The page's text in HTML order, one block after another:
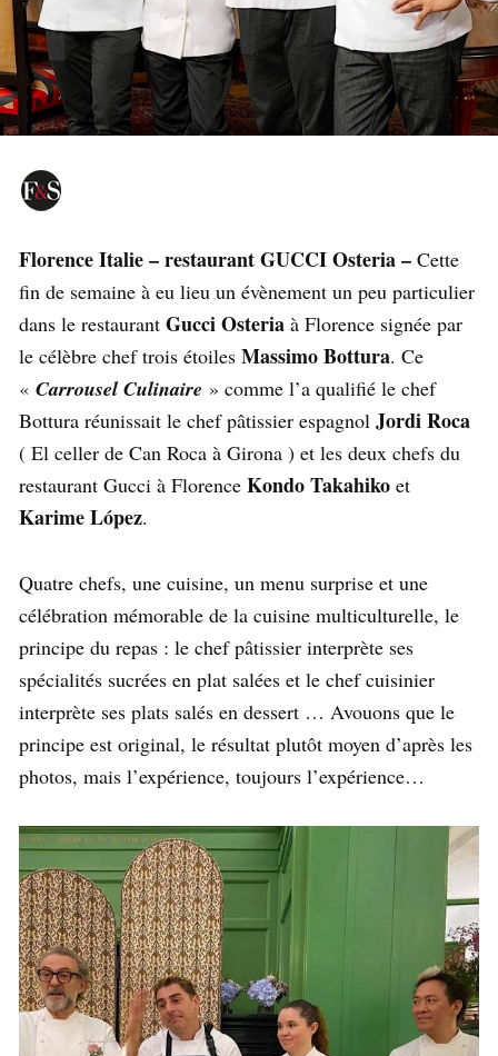
Florence Italie – restaurant GUCCI Osteria – Cette
fin de semaine à eu lieu un évènement un peu particulier
dans le restaurant Gucci Osteria à Florence signée par
le célèbre chef trois étoiles Massimo Bottura. Ce
« Carrousel Culinaire » comme l’a qualifié le chef
Bottura réunissait le chef pâtissier espagnol Jordi Roca
( El celler de Can Roca à Girona ) et les deux chefs du
restaurant Gucci à Florence Kondo Takahiko et
Karime López.
Quatre chefs, une cuisine, un menu surprise et une
célébration mémorable de la cuisine multiculturelle, le
principe du repas : le chef pâtissier interprète ses
spécialités sucrées en plat salées et le chef cuisinier
interprète ses plats salés en dessert … Avouons que le
principe est original, le résultat plutôt moyen d’après les
photos, mais l’expérience, toujours l’expérience…